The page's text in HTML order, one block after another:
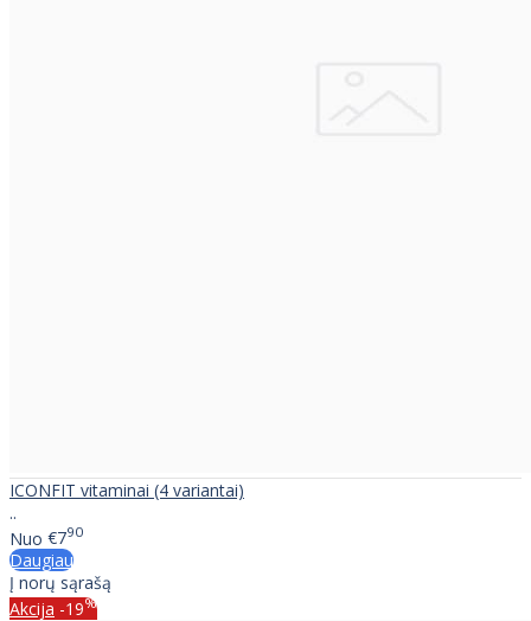
ICONFIT vitaminai (4 variantai)
..
Nuo €790
Daugiau
Į norų sąrašą
Akcija -19%